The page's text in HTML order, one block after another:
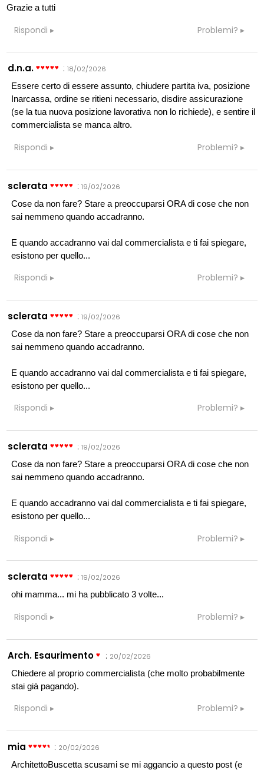
Grazie a tutti
Rispondi Problemi?
d.n.a. :18/02/2026
Essere certo di essere assunto, chiudere partita iva, posizione
Inarcassa, ordine se ritieni necessario, disdire assicurazione
(se la tua nuova posizione lavorativa non lo richiede), e sentire il
commercialista se manca altro.
Rispondi Problemi?
sclerata :19/02/2026
Cose da non fare? Stare a preoccuparsi ORA di cose che non
sai nemmeno quando accadranno.
E quando accadranno vai dal commercialista e ti fai spiegare,
esistono per quello...
Rispondi Problemi?
sclerata :19/02/2026
Cose da non fare? Stare a preoccuparsi ORA di cose che non
sai nemmeno quando accadranno.
E quando accadranno vai dal commercialista e ti fai spiegare,
esistono per quello...
Rispondi Problemi?
sclerata :19/02/2026
Cose da non fare? Stare a preoccuparsi ORA di cose che non
sai nemmeno quando accadranno.
E quando accadranno vai dal commercialista e ti fai spiegare,
esistono per quello...
Rispondi Problemi?
sclerata :19/02/2026
ohi mamma... mi ha pubblicato 3 volte...
Rispondi Problemi?
Arch. Esaurimento : 20/02/2026
Chiedere al proprio commercialista (che molto probabilmente
stai già pagando).
Rispondi Problemi?
mia : 20/02/2026
ArchitettoBuscetta scusami se mi aggancio a questo post (e